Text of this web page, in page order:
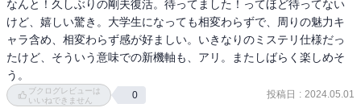
なんと！久しぶりの剛夫復活。待ってました！ってほど待ってない
けど、嬉しい驚き。大学生になっても相変わらずで、周りの魅力キ
ャラ含め、相変わらず感が好ましい。いきなりのミステリ仕様だっ
たけど、そういう意味での新機軸も、アリ。またしばらく楽しめそ
う。
ブクログレビューは
いいねできません
0 投稿日 : 2024.05.01